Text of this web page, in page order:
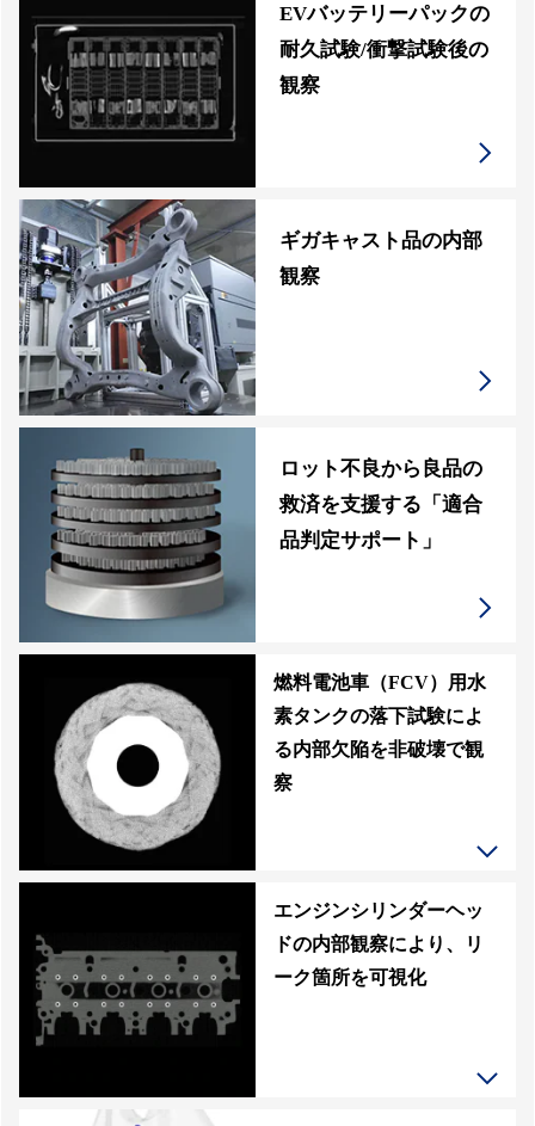
EVバッテリーパックの
耐久試験/衝撃試験後の
観察
ギガキャスト品の内部
観察
ロット不良から良品の
救済を支援する「適合
品判定サポート」
燃料電池車（FCV）用水
素タンクの落下試験によ
る内部欠陥を非破壊で観
察
エンジンシリンダーヘッ
ドの内部観察により、リ
ーク箇所を可視化